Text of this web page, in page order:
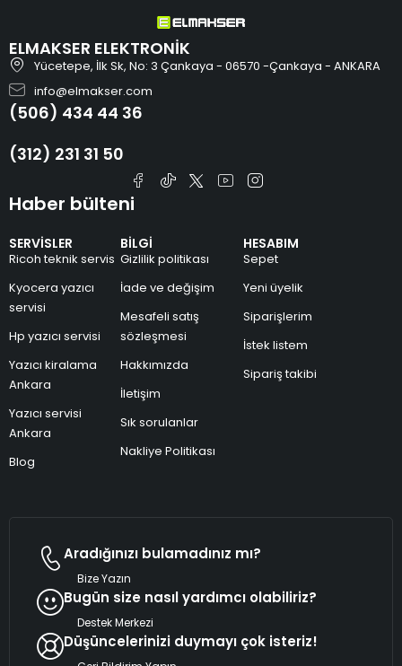
ELMAKSER ELEKTRONİK
Yücetepe, İlk Sk, No: 3 Çankaya - 06570 -Çankaya - ANKARA
info@elmakser.com
(506) 434 44 36
(312) 231 31 50
SERVİSLER
Ricoh teknik servis
Kyocera yazıcı
servisi
Hp yazıcı servisi
Yazıcı kiralama
Ankara
Yazıcı servisi
Ankara
Blog
BİLGİ
Gizlilik politikası
İade ve değişim
Mesafeli satış
sözleşmesi
Hakkımızda
İletişim
Sık sorulanlar
Nakliye Politikası
HESABIM
Sepet
Yeni üyelik
Siparişlerim
İstek listem
Sipariş takibi
Haber bülteni
Aradığınızı bulamadınız mı?
Bize Yazın
Bugün size nasıl yardımcı olabiliriz?
Destek Merkezi
Düşüncelerinizi duymayı çok isteriz!